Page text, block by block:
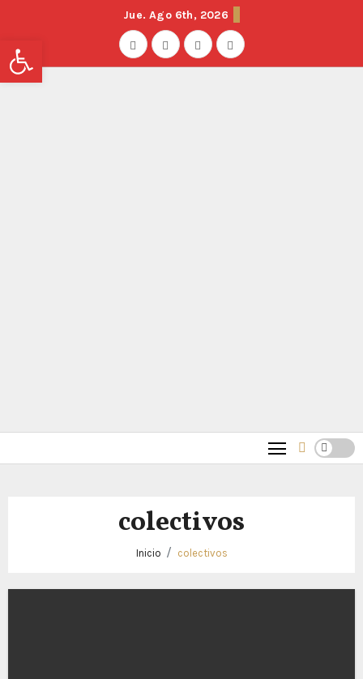
Jue. Ago 6th, 2026
colectivos
Inicio colectivos
Abrir barra de herramientas